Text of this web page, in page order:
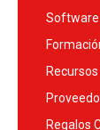
Software
Regalos